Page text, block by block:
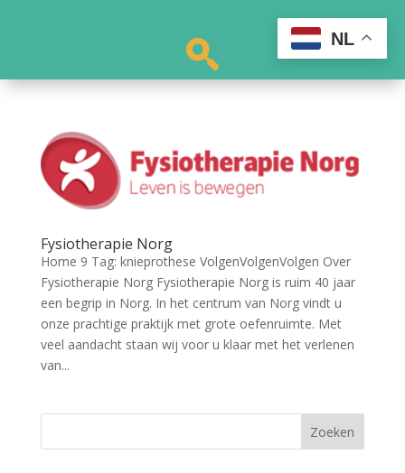
Fysiotherapie Norg
Home 9 Tag: knieprothese VolgenVolgenVolgen Over
Fysiotherapie Norg Fysiotherapie Norg is ruim 40 jaar
een begrip in Norg. In het centrum van Norg vindt u
onze prachtige praktijk met grote oefenruimte. Met
veel aandacht staan wij voor u klaar met het verlenen
van...
NL